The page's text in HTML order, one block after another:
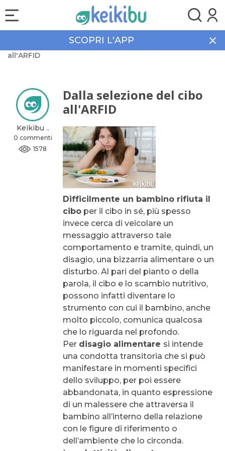
SCOPRI L'APP
Community
Dalla selezione del cibo
all'ARFID
Keikibu ..
0 commenti
1578
Dalla selezione del cibo
all'ARFID
Difficilmente un bambino rifiuta il
cibo per il cibo in sé, più spesso
invece cerca di veicolare un
messaggio attraverso tale
comportamento e tramite, quindi, un
disagio, una bizzarria alimentare o un
disturbo. Al pari del pianto o della
parola, il cibo e lo scambio nutritivo,
possono infatti diventare lo
strumento con cui il bambino, anche
molto piccolo, comunica qualcosa
che lo riguarda nel profondo.
Per disagio alimentare si intende
una condotta transitoria che si può
manifestare in momenti specifici
dello sviluppo, per poi essere
abbandonata, in quanto espressione
di un malessere che attraversa il
bambino all’interno della relazione
con le figure di riferimento o
dell’ambiente che lo circonda.